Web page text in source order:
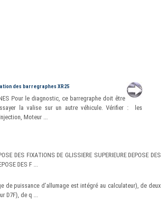
des barregraphes XR25
Pour le diagnostic, ce barregraphe doit être
la valise sur un autre véhicule. Vérifier : les
Moteur ...
DES FIXATIONS DE GLISSIERE SUPERIEURE DEPOSE DES
DES F ...
de puissance d’allumage est intégré au calculateur), de deux
D7F), de q ...